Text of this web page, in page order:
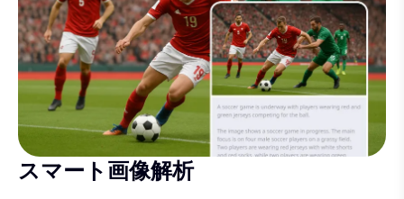
スマート画像解析